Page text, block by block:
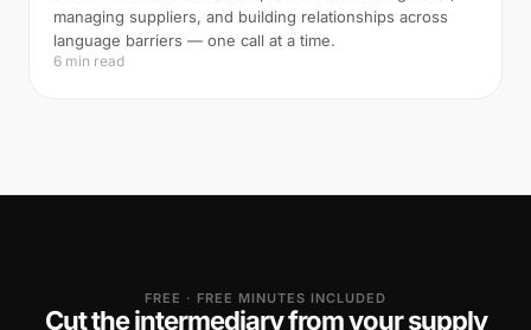
managing suppliers, and building relationships across
language barriers — one call at a time.
6 min read
FREE · FREE MINUTES INCLUDED
Cut the intermediary from your supply